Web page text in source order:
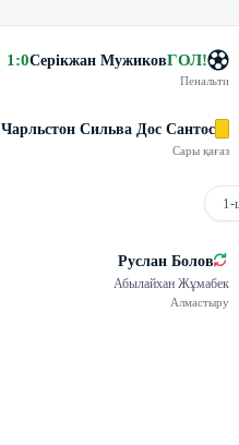
1 :0Серікжан МужиковГОЛ!
Пенальти
Чарльстон Сильва Дос Сантос
Сары қағаз
1-
Руслан Болов
Абылайхан Жұмабек
Алмастыру